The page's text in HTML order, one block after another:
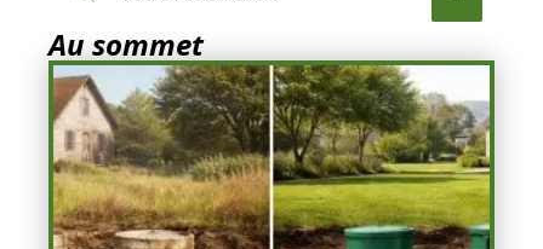
Au sommet